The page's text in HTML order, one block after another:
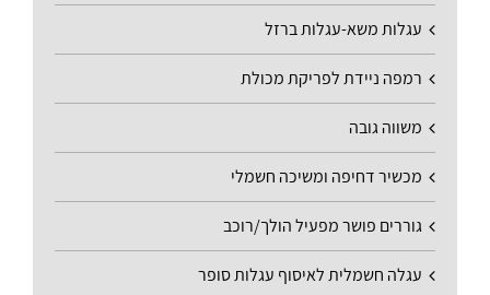
עגלות משא-עגלות ברזל
רמפה ניידת לפריקת מכולת
משווה גובה
מכשיר דחיפה ומשיכה חשמלי
גוררים פושר מפעיל הולך/רוכב
עגלה חשמלית לאיסוף עגלות סופר